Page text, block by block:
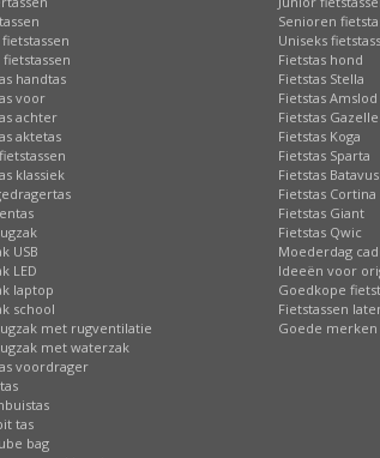
fietstassen
handtas
voor
achter
aktetas
klassiek
USB
LED
laptop
school
met rugventilatie
met waterzak
voordrager
tas
bag
Senioren
Uniseks
Fietstas hond
Fietstas Stella
Fietstas Amslod
Fietstas Gazelle
Fietstas Koga
Fietstas Sparta
Fietstas Batavus
Fietstas Cortina
Fietstas Giant
Fietstas Qwic
Moederdag
Ideeën voor
Goedkope
Fietstassen
Goede merken